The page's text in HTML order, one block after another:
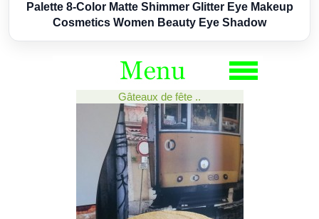
Palette 8-Color Matte Shimmer Glitter Eye Makeup
Cosmetics Women Beauty Eye Shadow
Gâteaux de fête ..